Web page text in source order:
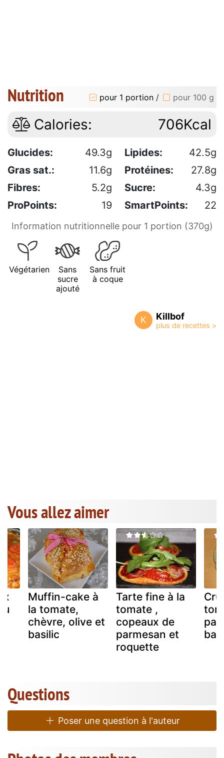
Nutrition pour 1 portion / pour 100 g
Calories: 706Kcal
Glucides: 49.3g Lipides:
42.5g
Gras sat.:
11.6g Protéines:
27.8g
Fibres:
5.2g Sucre:
4.3g
ProPoints:
19 SmartPoints: 22
Information nutritionnelle pour 1 portion (370g)
Végétarien
Sans
sucre
ajouté
Sans fruit
à coque
K Killbof
Vous allez aimer
Muffin-cake à
la tomate,
chèvre, olive et
basilic
Tarte fine à la
tomate ,
copeaux de
parmesan et
roquette
Questions
Poser une question à l'auteur